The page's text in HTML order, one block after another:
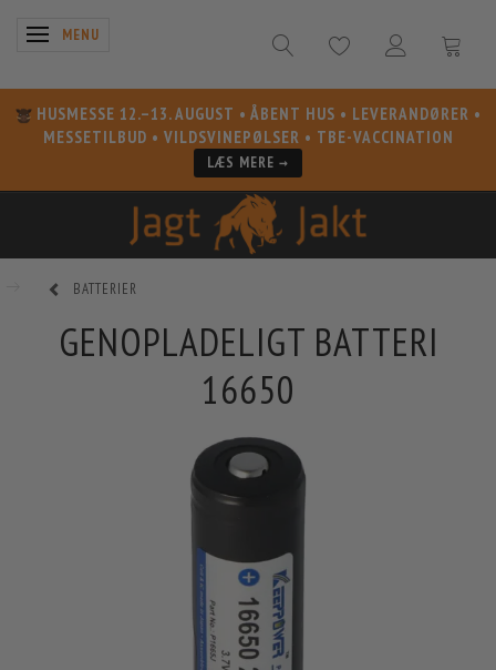
SKIFTE NAVIGATION
MENU
HUSMESSE 12.–13. AUGUST • ÅBENT HUS • LEVERANDØRER •
MESSETILBUD • VILDSVINEPØLSER • TBE-VACCINATION
LÆS MERE →
BATTERIER
GENOPLADELIGT BATTERI
16650